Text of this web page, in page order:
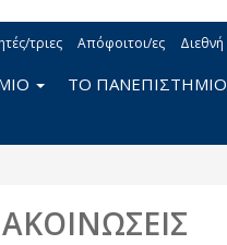
τριες Απόφοιτοι/ες Διεθνή
ΤΟ ΠΑΝΕΠΙΣΤΗΜΙΟ